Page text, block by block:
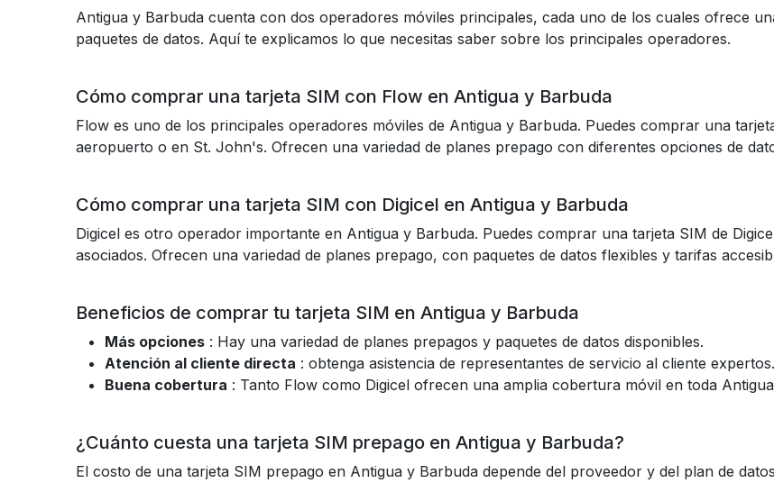
Antigua y Barbuda cuenta con dos operadores móviles principales, cada uno de los cuales ofrece
paquetes de datos. Aquí te explicamos lo que necesitas saber sobre los principales operadores.
Cómo comprar una tarjeta SIM con Flow en Antigua y Barbuda
Flow es uno de los principales operadores móviles de Antigua y Barbuda. Puedes comprar una
aeropuerto o en St. John's. Ofrecen una variedad de planes prepago con diferentes opciones de
Cómo comprar una tarjeta SIM con Digicel en Antigua y Barbuda
Digicel es otro operador importante en Antigua y Barbuda. Puedes comprar una tarjeta SIM de
asociados. Ofrecen una variedad de planes prepago, con paquetes de datos flexibles y tarifas
Beneficios de comprar tu tarjeta SIM en Antigua y Barbuda
Más opciones : Hay una variedad de planes prepagos y paquetes de datos disponibles.
Atención al cliente directa : obtenga asistencia de representantes de servicio al cliente expertos.
Buena cobertura : Tanto Flow como Digicel ofrecen una amplia cobertura móvil en toda
¿Cuánto cuesta una tarjeta SIM prepago en Antigua y Barbuda?
El costo de una tarjeta SIM prepago en Antigua y Barbuda depende del proveedor y del plan de